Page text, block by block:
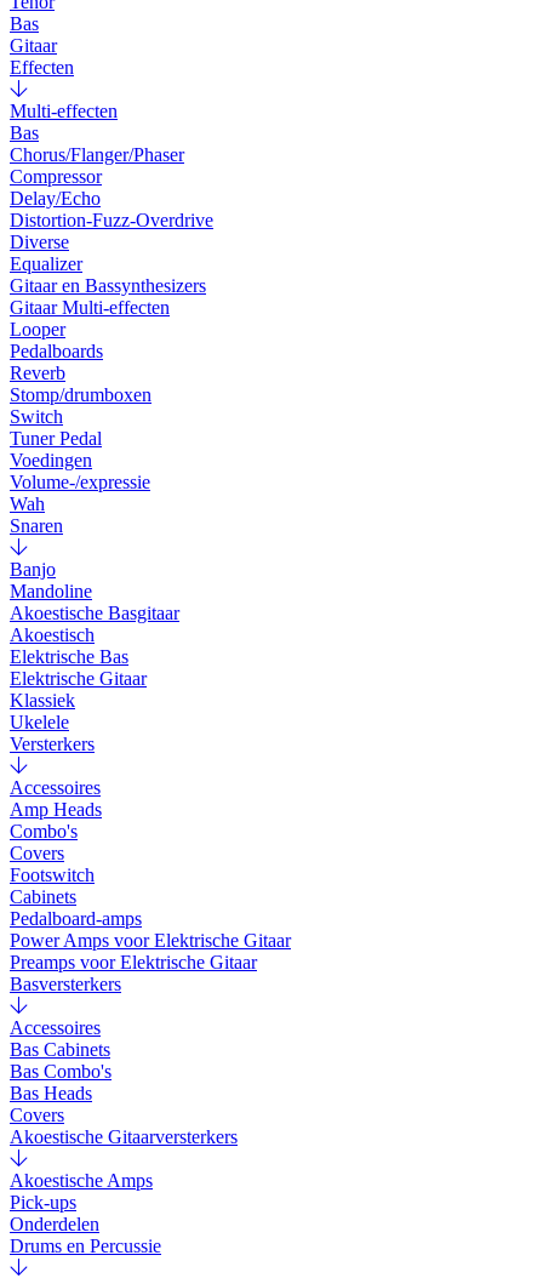
Bas
Gitaar
Effecten
Multi-effecten
Bas
Chorus/Flanger/Phaser
Compressor
Delay/Echo
Distortion-Fuzz-Overdrive
Diverse
Equalizer
Gitaar en Bassynthesizers
Gitaar Multi-effecten
Looper
Pedalboards
Reverb
Stomp/drumboxen
Switch
Tuner Pedal
Voedingen
Volume-/expressie
Wah
Snaren
Banjo
Mandoline
Akoestische Basgitaar
Akoestisch
Elektrische Bas
Elektrische Gitaar
Klassiek
Ukelele
Versterkers
Accessoires
Amp Heads
Combo's
Covers
Footswitch
Cabinets
Pedalboard-amps
Power Amps voor Elektrische Gitaar
Preamps voor Elektrische Gitaar
Basversterkers
Accessoires
Bas Cabinets
Bas Combo's
Bas Heads
Covers
Akoestische Gitaarversterkers
Akoestische Amps
Pick-ups
Onderdelen
Drums en Percussie